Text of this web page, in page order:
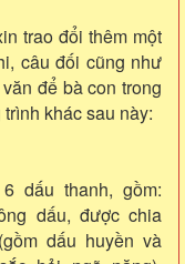
trao đổi thêm một
câu đối cũng như
để bà con trong
khác sau này:
dấu thanh, gồm:
dấu, được chia
dấu huyền và